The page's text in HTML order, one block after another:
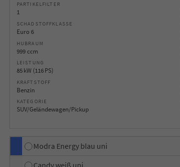
PARTIKELFILTER
1
SCHADSTOFFKLASSE
Euro 6
HUBRAUM
999 ccm
LEISTUNG
85 kW (116 PS)
KRAFTSTOFF
Benzin
KATEGORIE
SUV/Geländewagen/Pickup
Modra Energy blau uni